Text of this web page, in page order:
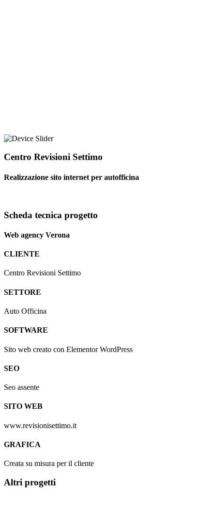
Centro Revisioni Settimo
Realizzazione sito internet per autofficina
Scheda tecnica progetto
Web agency Verona
CLIENTE
Centro Revisioni Settimo
SETTORE
Auto Officina
SOFTWARE
Sito web creato con Elementor WordPress
SEO
Seo assente
SITO WEB
www.revisionisettimo.it
GRAFICA
Creata su misura per il cliente
Altri progetti